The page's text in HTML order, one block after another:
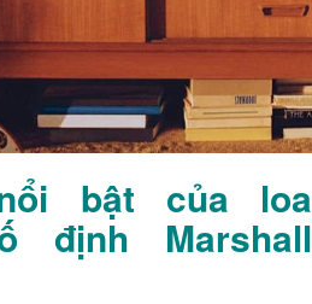
bật của loa
định Marshall